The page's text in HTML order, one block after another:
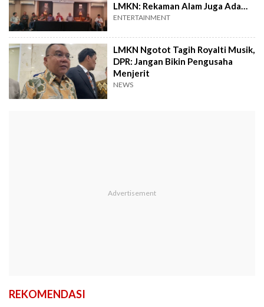
LMKN: Rekaman Alam Juga Ada
Haknya!
ENTERTAINMENT
LMKN Ngotot Tagih Royalti Musik,
DPR: Jangan Bikin Pengusaha
Menjerit
NEWS
REKOMENDASI